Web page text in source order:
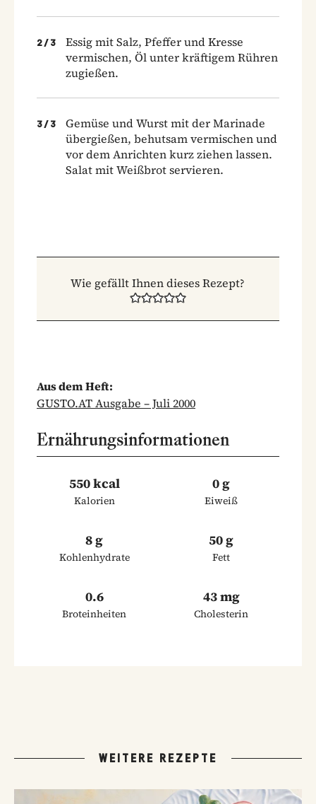
2 / 3
Essig mit Salz, Pfeffer und Kresse
vermischen, Öl unter kräftigem Rühren
zugießen.
3 / 3
Gemüse und Wurst mit der Marinade
übergießen, behutsam vermischen und
vor dem Anrichten kurz ziehen lassen.
Salat mit Weißbrot servieren.
Wie gefällt Ihnen dieses Rezept?
Aus dem Heft:
GUSTO.AT Ausgabe – Juli 2000
Ernährungsinformationen
550 kcal
Kalorien
0 g
Eiweiß
8 g
Kohlenhydrate
50 g
Fett
0.6
Broteinheiten
43 mg
Cholesterin
WEITERE REZEPTE